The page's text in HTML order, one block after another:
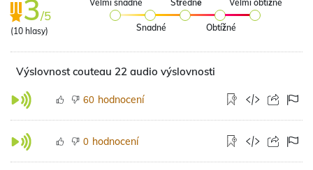
3/5
(10 hlasy)
Velmi snadné
Snadné
Středně
Obtížné
Velmi obtížné
Výslovnost couteau 22 audio výslovnosti
60 hodnocení
0 hodnocení